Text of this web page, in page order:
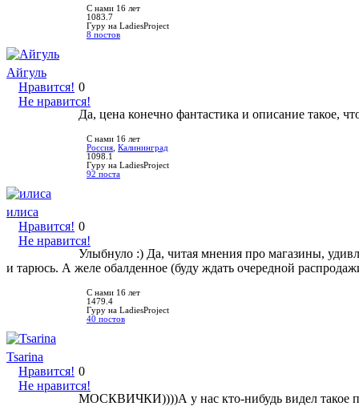
С нами 16 лет
1083.7
Гуру на LadiesProject
8 постов
Айгуль
Нравится!
Не нравится!
0
Да, цена конечно фантастика и описание такое,
С нами 16 лет
Россия Калининград
1098.1
Гуру на LadiesProject
92 поста
илиса
Нравится!
Не нравится!
0
Улыбнуло :) Да, читая мнения про магазины,
и тарюсь. А желе обалденное (буду ждать очередной
С нами 16 лет
1479.4
Гуру на LadiesProject
40 постов
Tsarina
Нравится!
Не нравится!
0
МОСКВИЧКИ))))А у нас кто-нибудь видел такое